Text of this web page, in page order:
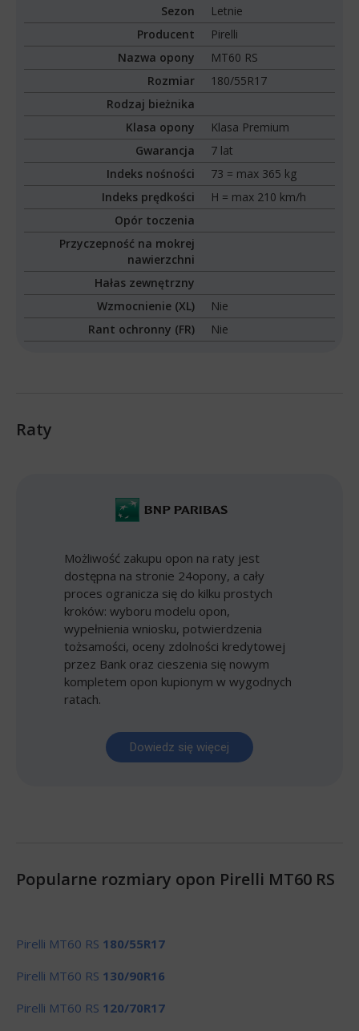
Sezon
Letnie
Producent
Pirelli
Nazwa opony
MT60 RS
Rozmiar
180/55R17
Rodzaj bieżnika
Klasa opony
Klasa Premium
Gwarancja
7 lat
Indeks nośności
73 = max 365 kg
Indeks prędkości
H = max 210 km/h
Opór toczenia
Przyczepność na mokrej
nawierzchni
Hałas zewnętrzny
Wzmocnienie (XL)
Nie
Rant ochronny (FR)
Nie
Raty
Możliwość zakupu opon na raty jest
dostępna na stronie 24opony, a cały
proces ogranicza się do kilku prostych
kroków: wyboru modelu opon,
wypełnienia wniosku, potwierdzenia
tożsamości, oceny zdolności kredytowej
przez Bank oraz cieszenia się nowym
kompletem opon kupionym w wygodnych
ratach.
Dowiedz się więcej
Popularne rozmiary opon Pirelli MT60 RS
Pirelli MT60 RS 180/55R17
Pirelli MT60 RS 130/90R16
Pirelli MT60 RS 120/70R17